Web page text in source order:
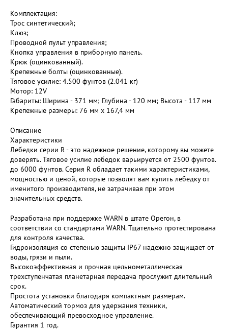
Комплектация:
Трос синтетический;
Клюз;
Проводной пульт управления;
Кнопка управления в приборную панель.
Крюк (оцинкованный).
Крепежные болты (оцинкованные).
Тяговое усилие: 4.500 фунтов (2.041 кг)
Мотор: 12V
Габариты: Ширина - 371 мм; Глубина - 120 мм; Высота - 117 мм
Крепежные размеры: 76 мм х 167,4 мм
Описание
Характеристики
Лебедки серии R - это надежное решение, которому вы можете
доверять. Тяговое усилие лебедок варьируется от 2500 фунтов.
до 6000 фунтов. Серия R обладает такими характеристиками,
мощностью и ценой, которые позволят вам купить лебедку от
именитого производителя, не затрачивая при этом
значительных средств.
Разработана при поддержке WARN в штате Орегон, в
соответствии со стандартами WARN. Тщательно протестирована
для контроля качества.
Гидроизоляция со степенью защиты IP67 надежно защищает от
воды, грязи и пыли.
Высокоэффективная и прочная цельнометаллическая
трехступенчатая планетарная передача прослужит длительный
срок.
Простота установки благодаря компактным размерам.
Автоматический тормоз для удержания техники,
обеспечивающий превосходное управление.
Гарантия 1 год.